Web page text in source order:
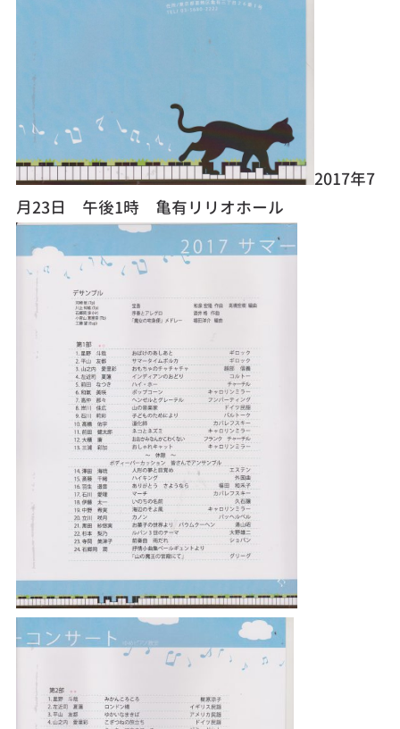
2017年7
月23日 午後1時 亀有リリオホール